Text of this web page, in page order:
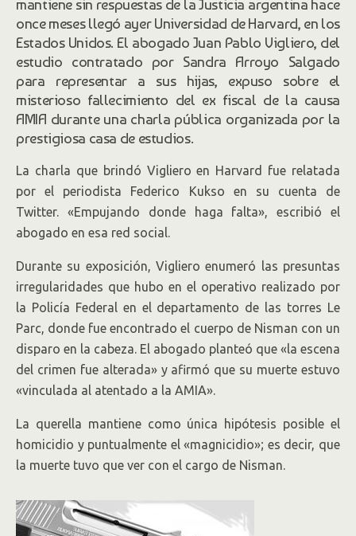
mantiene sin respuestas de la Justicia argentina hace
once meses llegó ayer Universidad de Harvard, en los
Estados Unidos. El abogado Juan Pablo Vigliero, del
estudio contratado por Sandra Arroyo Salgado
para representar a sus hijas, expuso sobre el
misterioso fallecimiento del ex fiscal de la causa
AMIA durante una charla pública organizada por la
prestigiosa casa de estudios.
La charla que brindó Vigliero en Harvard fue relatada
por el periodista Federico Kukso en su cuenta de
Twitter. «Empujando donde haga falta», escribió el
abogado en esa red social.
Durante su exposición, Vigliero enumeró las presuntas
irregularidades que hubo en el operativo realizado por
la Policía Federal en el departamento de las torres Le
Parc, donde fue encontrado el cuerpo de Nisman con un
disparo en la cabeza. El abogado planteó que «la escena
del crimen fue alterada» y afirmó que su muerte estuvo
«vinculada al atentado a la AMIA».
La querella mantiene como única hipótesis posible el
homicidio y puntualmente el «magnicidio»; es decir, que
la muerte tuvo que ver con el cargo de Nisman.